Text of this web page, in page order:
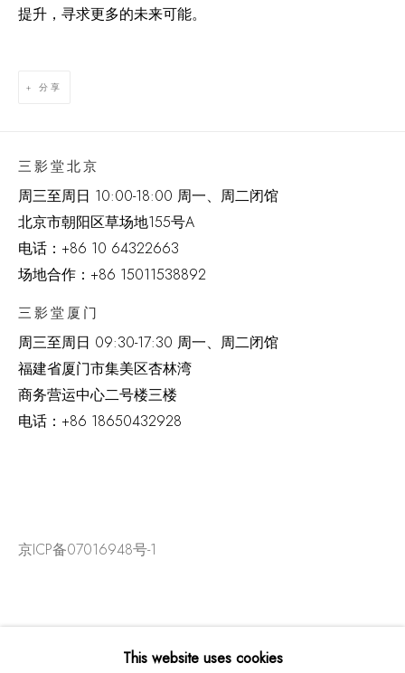
提升，寻求更多的未来可能。
分享
三影堂北京
周三至周日 10:00-18:00 周一、周二闭馆
北京市朝阳区草场地155号A
电话： +86 10 64322663
场地合作：+86 15011538892
三影堂厦门
周三至周日 09:30-17:30 周一、周二闭馆
福建省厦门市集美区杏林湾
商务营运中心二号楼三楼
电话： +86 18650432928
京ICP备07016948号-1
This website uses cookies